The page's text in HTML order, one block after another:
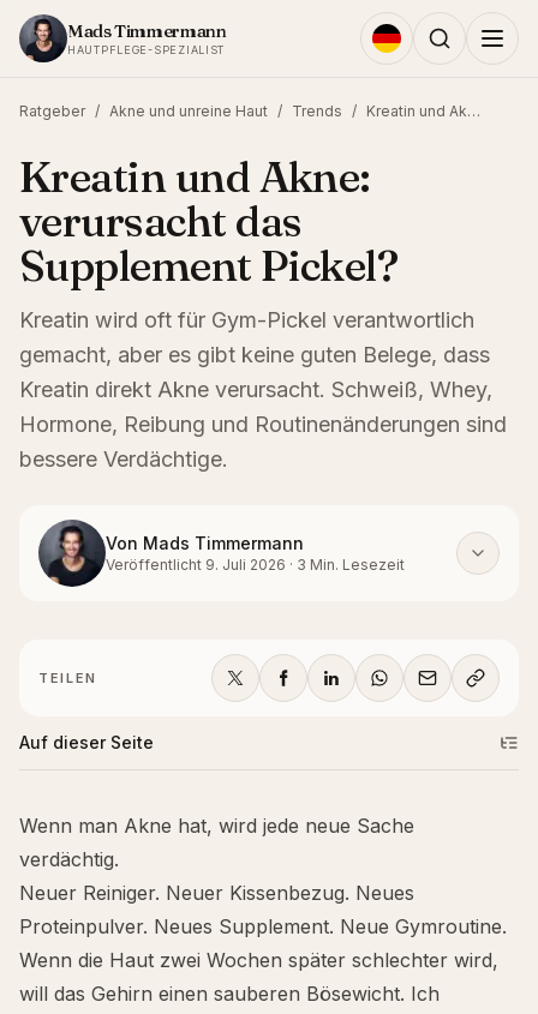
Zum Inhalt springen
Mads Timmermann
HAUTPFLEGE-SPEZIALIST
Ratgeber / Akne und unreine Haut / Trends / Kreatin und Akne: verursacht das Supplement Pickel?
Kreatin und Akne:
verursacht das
Supplement Pickel?
Kreatin wird oft für Gym-Pickel verantwortlich
gemacht, aber es gibt keine guten Belege, dass
Kreatin direkt Akne verursacht. Schweiß, Whey,
Hormone, Reibung und Routinenänderungen sind
bessere Verdächtige.
Von Mads Timmermann
Veröffentlicht 9. Juli 2026 · 3 Min. Lesezeit
TEILEN
Auf dieser Seite
Wenn man Akne hat, wird jede neue Sache
verdächtig.
Neuer Reiniger. Neuer Kissenbezug. Neues
Proteinpulver. Neues Supplement. Neue Gymroutine.
Wenn die Haut zwei Wochen später schlechter wird,
will das Gehirn einen sauberen Bösewicht. Ich